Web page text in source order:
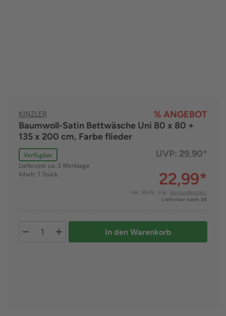
KINZLER
% ANGEBOT
Baumwoll-Satin Bettwäsche Uni 80 x 80 +
135 x 200 cm, Farbe flieder
Verfügbar
Lieferzeit: ca. 3 Werktage
Inhalt: 1 Stück
UVP: 29,90*
22,99*
inkl. MwSt. zzgl. Versandkosten:
Lieferbar nach DE
In den Warenkorb